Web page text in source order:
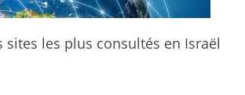
sites les plus consultés en Israël